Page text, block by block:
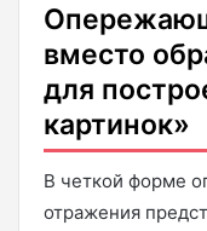
вместо
для
картинок»
В четкой форме
отражения